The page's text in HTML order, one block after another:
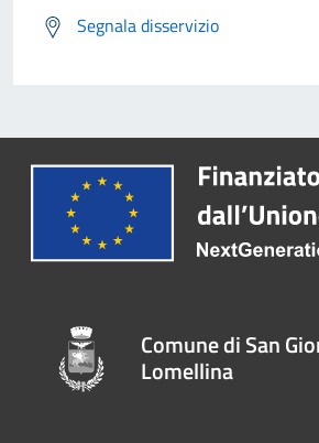
Segnala disservizio
Comune di San
Lomellina